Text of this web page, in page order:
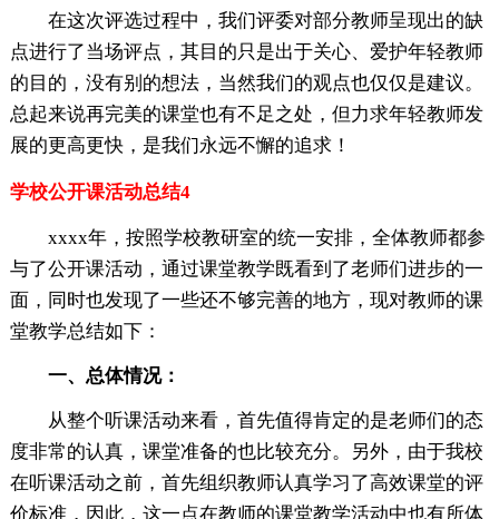
在这次评选过程中，我们评委对部分教师呈现出的缺
点进行了当场评点，其目的只是出于关心、爱护年轻教师
的目的，没有别的想法，当然我们的观点也仅仅是建议。
总起来说再完美的课堂也有不足之处，但力求年轻教师发
展的更高更快，是我们永远不懈的追求！
学校公开课活动总结4
xxxx年，按照学校教研室的统一安排，全体教师都参
与了公开课活动，通过课堂教学既看到了老师们进步的一
面，同时也发现了一些还不够完善的地方，现对教师的课
堂教学总结如下：
一、总体情况：
从整个听课活动来看，首先值得肯定的是老师们的态
度非常的认真，课堂准备的也比较充分。另外，由于我校
在听课活动之前，首先组织教师认真学习了高效课堂的评
价标准，因此，这一点在教师的课堂教学活动中也有所体